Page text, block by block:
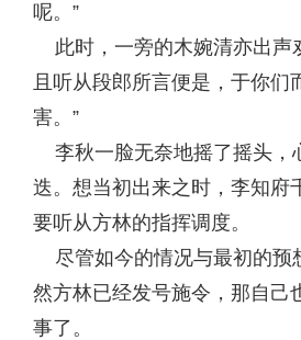
呢。”
此时，一旁的木婉清亦出声
且听从段郎所言便是，于你们
害。”
李秋一脸无奈地摇了摇头，
迭。想当初出来之时，李知府
要听从方林的指挥调度。
尽管如今的情况与最初的预
然方林已经发号施令，那自己
事了。